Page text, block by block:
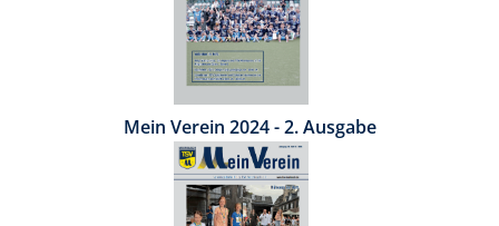
Mein Verein 2024 - 2. Ausgabe